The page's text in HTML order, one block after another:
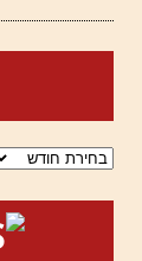
ארכיונים